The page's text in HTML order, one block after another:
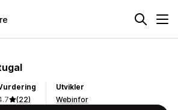
(22)
Utvikler
Webinfor